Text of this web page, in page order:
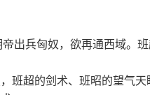
出兵匈奴，欲再通西域。
班超的剑术、班昭的望气